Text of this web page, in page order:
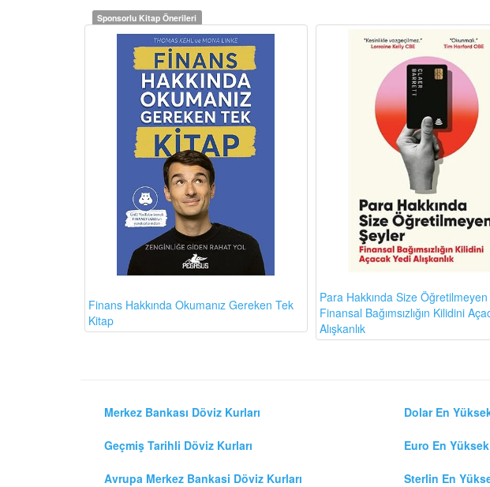
Sponsorlu Kitap Önerileri
Finans Hakkında Okumanız Gereken Tek
Kitap
Para Hakkında Size
Finansal Bağımsızlığın Kilidini
Alışkanlık
Merkez Bankası Döviz Kurları
Geçmiş Tarihli Döviz Kurları
Avrupa Merkez Bankasi Döviz Kurları
Dolar En
Euro En
Sterlin En